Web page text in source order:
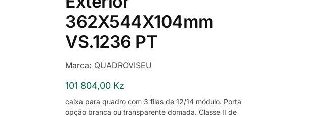
362X544X104mm
VS.1236 PT
Marca: QUADROVISEU
101 804,00 Kz
caixa para quadro com 3 filas de 12/14 módulo. Porta
opção branca ou transparente domada. Classe II de